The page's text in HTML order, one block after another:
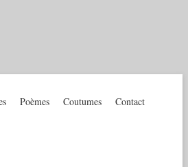
Poèmes Coutumes Contact